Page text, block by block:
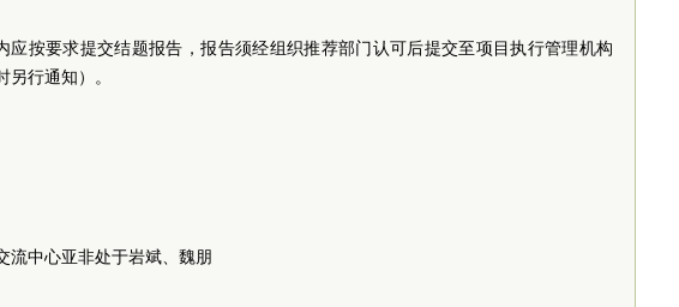
应按要求提交结题报告，报告须经组织推荐部门认可后提交至项目执行管理机构
另行通知）。
流中心亚非处于岩斌、魏朋